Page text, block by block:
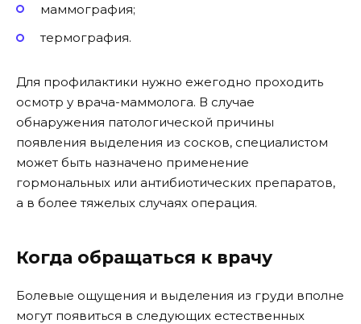
маммография;
термография.
Для профилактики нужно ежегодно проходить
осмотр у врача-маммолога. В случае
обнаружения патологической причины
появления выделения из сосков, специалистом
может быть назначено применение
гормональных или антибиотических препаратов,
а в более тяжелых случаях операция.
Когда обращаться к врачу
Болевые ощущения и выделения из груди вполне
могут появиться в следующих естественных